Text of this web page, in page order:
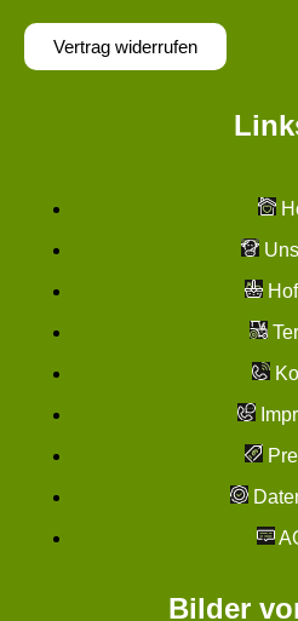
Vertrag widerrufen
Bilder